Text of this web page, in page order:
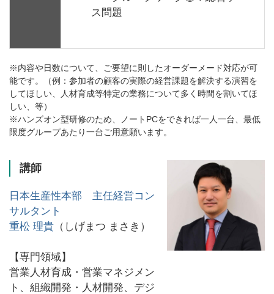
ス問題
※内容や日数について、ご要望に則したオーダーメード対応が可
能です。（例：参加者の顧客の実際の経営課題を解決する演習を
してほしい、人材育成等特定の業務について多く時間を割いてほ
しい、等）
※ハンズオン型研修のため、ノートPCをできれば一人一台、最低
限度グループあたり一台ご用意願います。
講師
日本生産性本部 主任経営コン
サルタント
重松 理貴 （しげまつ まさき）
【専門領域】
営業人材育成・営業マネジメン
ト、組織開発・人材開発、デジ